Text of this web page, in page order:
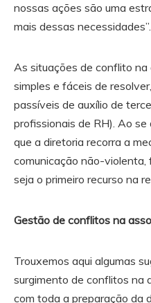
nossas ações são uma
mais dessas necessidades”.
As situações de conflito na
simples e fáceis de
passíveis de auxílio de
profissionais de RH). Ao se
que a diretoria recorra a
comunicação não-violenta,
seja o primeiro recurso na
Gestão de conflitos na
Trouxemos aqui algumas
surgimento de conflitos na
com toda a preparação da